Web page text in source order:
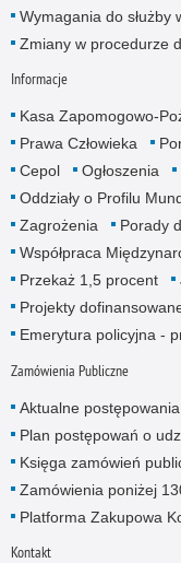
Wymagania do służby
Zmiany w procedurze
Informacje
Kasa Zapomogowo-
Prawa Człowieka
Cepol
Ogłoszenia
Oddziały o Profilu
Zagrożenia
Porady
Współpraca
Przekaż 1,5 procent
Projekty
Emerytura policyjna -
Zamówienia Publiczne
Aktualne postępowania
Plan postępowań o
Księga zamówień
Zamówienia poniżej
Platforma Zakupowa
Kontakt